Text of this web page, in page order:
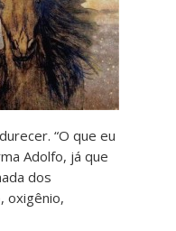
“O que eu
Adolfo, já que
dos
oxigênio,